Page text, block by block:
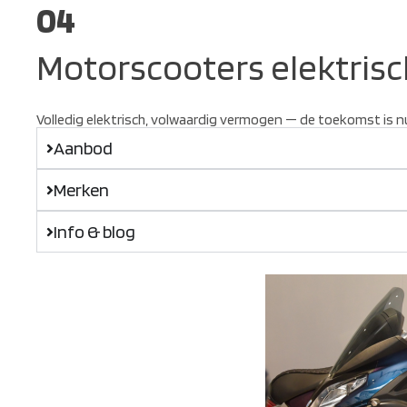
04
Motorscooters
Volledig elektrisch, volwaardig vermogen — de toekomst is
Aanbod
Merken
Info & blog